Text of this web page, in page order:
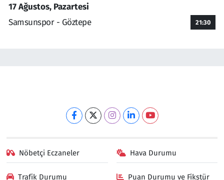
17 Ağustos, Pazartesi
Samsunspor - Göztepe
21:30
Nöbetçi Eczaneler Hava Durumu
Trafik Durumu Puan Durumu ve Fikstür